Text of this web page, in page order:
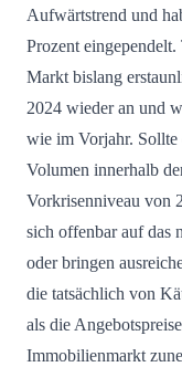
Aufwärtstrend und
Prozent
Markt bislang
2024 wieder an und
wie im Vorjahr. Sollte
Volumen innerhalb
Vorkrisenniveau von
sich offenbar auf das
oder bringen
die tatsächlich von
als die
Immobilienmarkt